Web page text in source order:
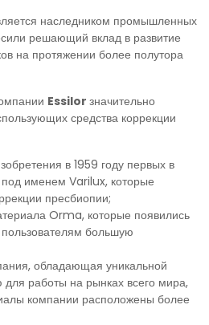
наследником промышленных
решающий вклад в развитие
на протяжении более полутора
Essilor значительно
средства коррекции
в 1959 году первых в
именем Varilux, которые
пресбиопии;
Orma, которые появились
пользователям большую
обладающая уникальной
для работы на рынках всего мира,
компании расположены более